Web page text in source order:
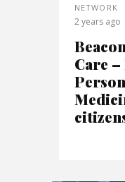
NETWORK
2 years ago
Care